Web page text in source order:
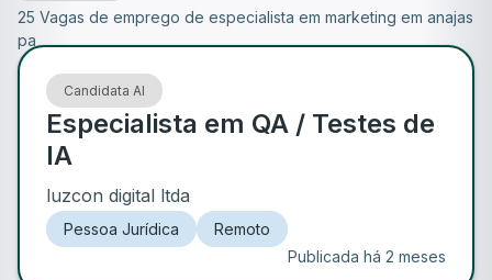
25 Vagas de emprego de especialista em marketing em anajas
pa
Candidata AI
Especialista em QA / Testes de
IA
luzcon digital ltda
Pessoa Jurídica
Remoto
Publicada há 2 meses